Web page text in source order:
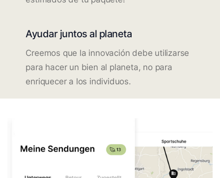
Ayudar juntos al planeta
Creemos que la innovación debe utilizarse
para hacer un bien al planeta, no para
enriquecer a los individuos.